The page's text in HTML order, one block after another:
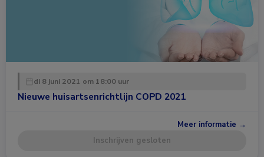
di 8 juni 2021 om 18:00 uur
Nieuwe huisartsenrichtlijn COPD 2021
Meer informatie →
Inschrijven gesloten